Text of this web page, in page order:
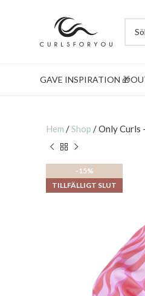
GAVE INSPIRATION 🎁
Hem /Shop /Only Curls
-15%
TILLFÄLLIGT SLUT